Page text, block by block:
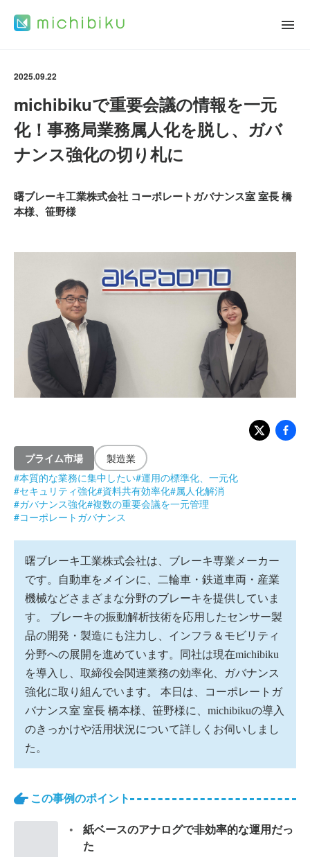
2025.09.22
michibikuで重要会議の情報を一元
化！事務局業務属人化を脱し、ガバ
ナンス強化の切り札に
曙ブレーキ工業株式会社 コーポレートガバナンス室 室長 橋
本様、笹野様
プライム市場
製造業
#本質的な業務に集中したい#運用の標準化、一元化
#セキュリティ強化#資料共有効率化#属人化解消
#ガバナンス強化#複数の重要会議を一元管理
#コーポレートガバナンス
曙ブレーキ工業株式会社は、ブレーキ専業メーカー
です。自動車をメインに、二輪車・鉄道車両・産業
機械などさまざまな分野のブレーキを提供していま
す。 ブレーキの振動解析技術を応用したセンサー製
品の開発・製造にも注力し、インフラ＆モビリティ
分野への展開を進めています。同社は現在michibiku
を導入し、取締役会関連業務の効率化、ガバナンス
強化に取り組んでいます。 本日は、コーポレートガ
バナンス室 室長 橋本様、笹野様に、michibikuの導入
のきっかけや活用状況について詳しくお伺いしまし
た。
この事例のポイント
紙ベースのアナログで非効率的な運用だっ
た